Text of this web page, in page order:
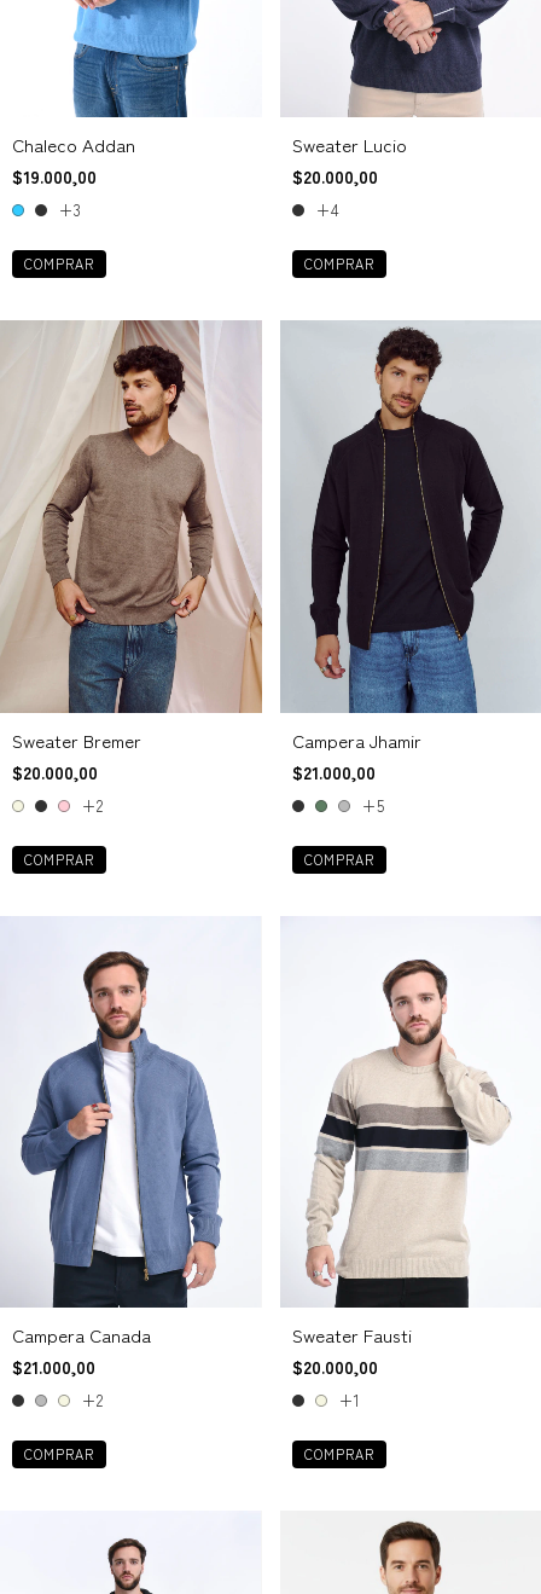
Chaleco Addan
$19.000,00
+3
COMPRAR
Sweater Lucio
$20.000,00
+4
COMPRAR
Sweater Bremer
$20.000,00
+2
COMPRAR
Campera Jhamir
$21.000,00
+5
COMPRAR
Campera Canada
$21.000,00
+2
COMPRAR
Sweater Fausti
$20.000,00
+1
COMPRAR